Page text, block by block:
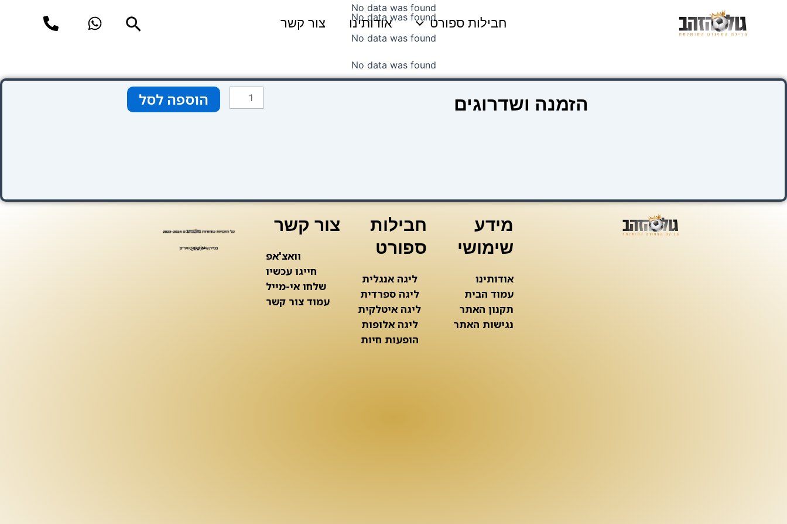
חבילות ספורט אודותינו צור קשר חיפוש
No data was found
No data was found
No data was found
No data was found
הזמנה ושדרוגים
כמות
של
הוספה לסל
מידע
שימושי
אודותינו
עמוד הבית
תקנון האתר
נגישות האתר
חבילות
ספורט
ליגה אנגלית
ליגה ספרדית
ליגה איטלקית
ליגה אלופות
הופעות חיות
צור קשר
וואצ'אפ
חייגו עכשיו
שלחו אי-מייל
עמוד צור קשר